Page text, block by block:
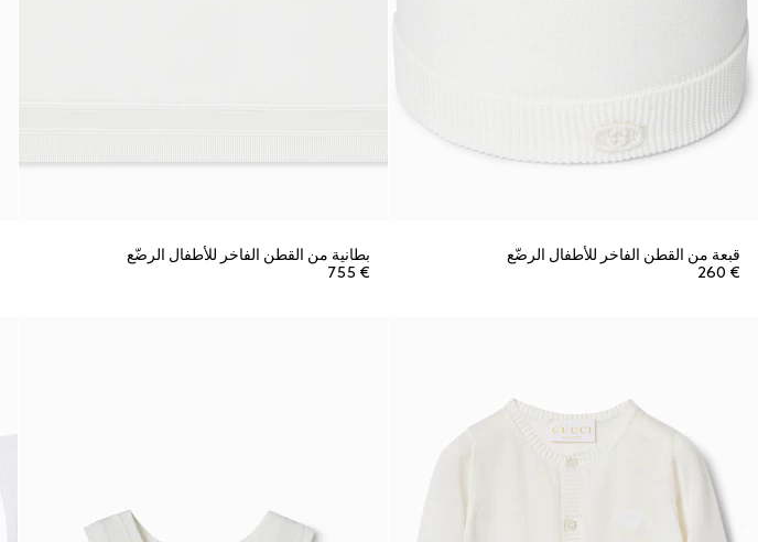
قبعة من القطن الفاخر للأطفال الرضّع
€ 260
بطانية من القطن الفاخر للأطفال الرضّع
€ 755